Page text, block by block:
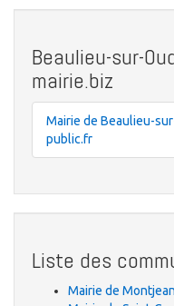
Beaulieu-sur-
mairie.biz
Mairie de Beaulieu-
public.fr
Liste des
Mairie de Montjean